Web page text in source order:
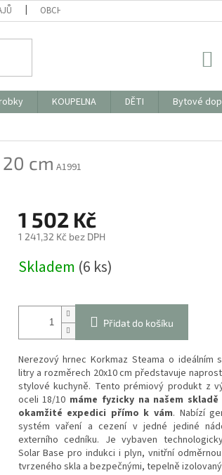
OBCHODNÍ PODMÍNKY FORMULÁŘ KE
KOUPELNA DĚTI Bytové
cm A1991
1 502 Kč
1 241,32 Kč bez DPH
cena:
Skladem (6 ks)
Přidat do košíku
Nerezový hrnec Korkmaz Steama o ideálním
litry a rozměrech 20x10 cm představuje
stylové kuchyně. Tento prémiový produkt z
oceli 18/10 máme fyzicky na našem
okamžité expedici přímo k vám. Nabízí
systém vaření a cezení v jedné jediné
externího cedníku. Je vybaven
Solar Base pro indukci i plyn, vnitřní
tvrzeného skla a bezpečnými, tepelně